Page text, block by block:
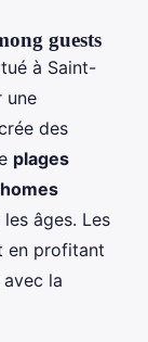
guests
à Saint-
une
des
plages
âges. Les
en profitant
la